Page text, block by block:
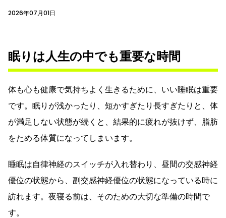
2026年07月01日
眠りは人生の中でも重要な時間
体も心も健康で気持ちよく生きるために、いい睡眠は重要
です。眠りが浅かったり、短かすぎたり長すぎたりと、体
が満足しない状態が続くと、結果的に疲れが抜けず、脂肪
をためる体質になってしまいます。
睡眠は自律神経のスイッチが入れ替わり、昼間の交感神経
優位の状態から、副交感神経優位の状態になっている時に
訪れます。夜寝る前は、そのための大切な準備の時間で
す。